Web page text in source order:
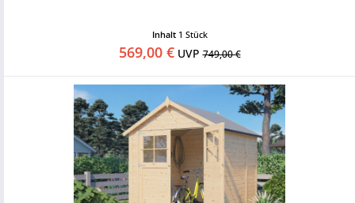
Inhalt 1 Stück
569,00 €UVP749,00 €